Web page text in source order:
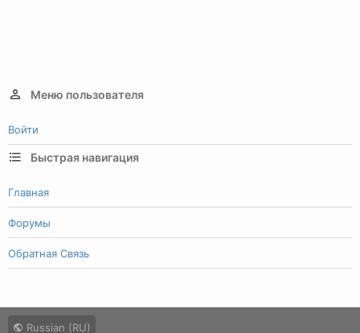
Меню пользователя
Войти
Быстрая навигация
Главная
Форумы
Обратная Связь
Russian (RU)